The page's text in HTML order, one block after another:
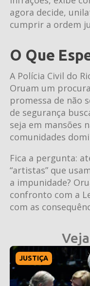
agora decide,
cumprir a ordem
O Que
A Polícia Civil do
Oruam um
promessa de não
de segurança
seja em mansões
comunidades
Fica a pergunta:
“artistas” que
a impunidade?
confronto com a
com as
JUSTIÇA